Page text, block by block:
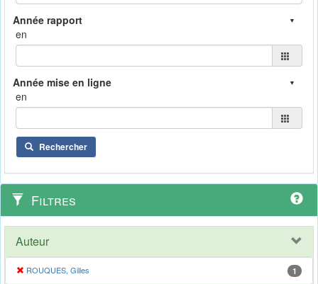
en
en
Rechercher
Filtres
Auteur
ROUQUES, Gilles 1